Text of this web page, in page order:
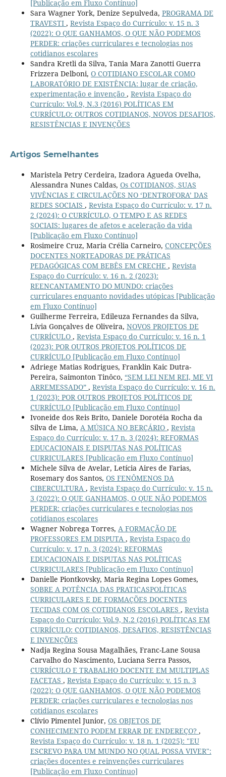
[Publicação em Fluxo Contínuo]
Sara Wagner York, Denize Sepulveda, PROGRAMA DE
TRAVESTI , Revista Espaço do Currículo: v. 15 n. 3
(2022): O QUE GANHAMOS, O QUE NÃO PODEMOS
PERDER: criações curriculares e tecnologias nos
cotidianos escolares
Sandra Kretli da Silva, Tania Mara Zanotti Guerra
Frizzera Delboni, O COTIDIANO ESCOLAR COMO
LABORATÓRIO DE EXISTÊNCIA: lugar de criação,
experimentação e invenção , Revista Espaço do
Currículo: Vol.9, N.3 (2016) POLÍTICAS EM
CURRÍCULO: OUTROS COTIDIANOS, NOVOS DESAFIOS,
RESISTÊNCIAS E INVENÇÕES
Artigos Semelhantes
Maristela Petry Cerdeira, Izadora Agueda Ovelha,
Alessandra Nunes Caldas, Os COTIDIANOS, SUAS
VIVÊNCIAS E CIRCULAÇÕES NO ‘DENTROFORA’ DAS
REDES SOCIAIS , Revista Espaço do Currículo: v. 17 n.
2 (2024): O CURRÍCULO, O TEMPO E AS REDES
SOCIAIS: lugares de afetos e aceleração da vida
[Publicação em Fluxo Contínuo]
Rosimeire Cruz, Maria Crélia Carneiro, CONCEPÇÕES
DOCENTES NORTEADORAS DE PRÁTICAS
PEDAGÓGICAS COM BEBÊS EM CRECHE , Revista
Espaço do Currículo: v. 16 n. 2 (2023):
REENCANTAMENTO DO MUNDO: criações
curriculares enquanto novidades utópicas [Publicação
em Fluxo Contínuo]
Guilherme Ferreira, Edileuza Fernandes da Silva,
Lívia Gonçalves de Oliveira, NOVOS PROJETOS DE
CURRÍCULO , Revista Espaço do Currículo: v. 16 n. 1
(2023): POR OUTROS PROJETOS POLÍTICOS DE
CURRÍCULO [Publicação em Fluxo Contínuo]
Adriege Matias Rodrigues, Franklin Kaic Dutra-
Pereira, Saimonton Tinôco, “SEM LEI NEM REI, ME VI
ARREMESSADO” , Revista Espaço do Currículo: v. 16 n.
1 (2023): POR OUTROS PROJETOS POLÍTICOS DE
CURRÍCULO [Publicação em Fluxo Contínuo]
Ivoneide dos Reis Brito, Daniele Dorotéia Rocha da
Silva de Lima, A MÚSICA NO BERÇÁRIO , Revista
Espaço do Currículo: v. 17 n. 3 (2024): REFORMAS
EDUCACIONAIS E DISPUTAS NAS POLÍTICAS
CURRICULARES [Publicação em Fluxo Contínuo]
Michele Silva de Avelar, Letícia Aires de Farias,
Rosemary dos Santos, OS FENÔMENOS DA
CIBERCULTURA , Revista Espaço do Currículo: v. 15 n.
3 (2022): O QUE GANHAMOS, O QUE NÃO PODEMOS
PERDER: criações curriculares e tecnologias nos
cotidianos escolares
Wagner Nobrega Torres, A FORMAÇÃO DE
PROFESSORES EM DISPUTA , Revista Espaço do
Currículo: v. 17 n. 3 (2024): REFORMAS
EDUCACIONAIS E DISPUTAS NAS POLÍTICAS
CURRICULARES [Publicação em Fluxo Contínuo]
Danielle Piontkovsky, Maria Regina Lopes Gomes,
SOBRE A POTÊNCIA DAS PRATICASPOLÍTICAS
CURRICULARES E DE FORMAÇÕES DOCENTES
TECIDAS COM OS COTIDIANOS ESCOLARES , Revista
Espaço do Currículo: Vol.9, N.2 (2016) POLÍTICAS EM
CURRÍCULO: COTIDIANOS, DESAFIOS, RESISTÊNCIAS
E INVENÇÕES
Nadja Regina Sousa Magalhães, Franc-Lane Sousa
Carvalho do Nascimento, Luciana Serra Passos,
CURRÍCULO E TRABALHO DOCENTE EM MULTIPLAS
FACETAS , Revista Espaço do Currículo: v. 15 n. 3
(2022): O QUE GANHAMOS, O QUE NÃO PODEMOS
PERDER: criações curriculares e tecnologias nos
cotidianos escolares
Clívio Pimentel Junior, OS OBJETOS DE
CONHECIMENTO PODEM ERRAR DE ENDEREÇO? ,
Revista Espaço do Currículo: v. 18 n. 1 (2025): "EU
ESCREVO PARA UM MUNDO NO QUAL POSSA VIVER":
criações docentes e reinvenções curriculares
[Publicação em Fluxo Contínuo]